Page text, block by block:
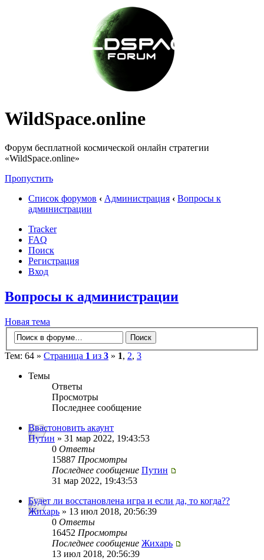
WildSpace.online
Форум бесплатной космической онлайн стратегии
«WildSpace.online»
Пропустить
Список форумов ‹ Администрация ‹ Вопросы к
администрации
Tracker
FAQ
Поиск
Регистрация
Вход
Вопросы к администрации
Новая тема
Тем: 64 » Страница 1 из 3 » 1, 2, 3
Темы
Ответы
Просмотры
Последнее сообщение
Ввастоновить акаунт
Путин » 31 мар 2022, 19:43:53
0 Ответы
15887 Просмотры
Последнее сообщение Путин
31 мар 2022, 19:43:53
Будет ли восстановлена игра и если да, то когда??
Жихарь » 13 июл 2018, 20:56:39
0 Ответы
16452 Просмотры
Последнее сообщение Жихарь
13 июл 2018, 20:56:39